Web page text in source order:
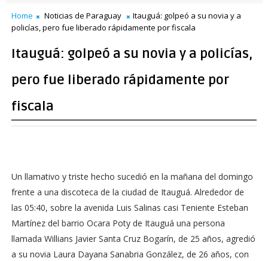
Home Noticias de Paraguay
Itauguá: golpeó a su novia y a
policías, pero fue liberado rápidamente por fiscala
Itauguá: golpeó a su novia y a policías,
pero fue liberado rápidamente por
fiscala
Un llamativo y triste hecho sucedió en la mañana del domingo
frente a una discoteca de la ciudad de Itauguá. Alrededor de
las 05:40, sobre la avenida Luis Salinas casi Teniente Esteban
Martínez del barrio Ocara Poty de Itauguá una persona
llamada Willians Javier Santa Cruz Bogarín, de 25 años, agredió
a su novia Laura Dayana Sanabria González, de 26 años, con